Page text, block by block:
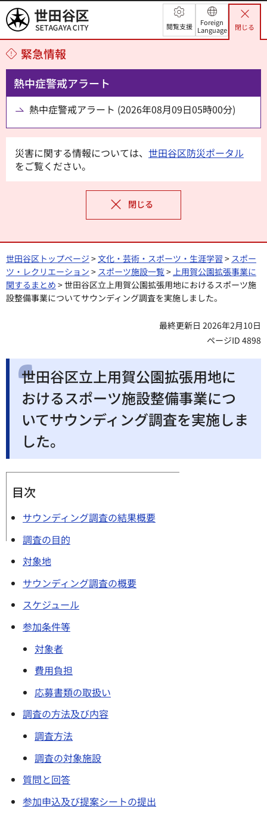
世田谷区 閲覧支援
Foreign
Language
閉じる
緊急情報
熱中症警戒アラート
熱中症警戒アラート (2026年08月09日05時00分)
災害に関する情報については、 世田谷区防災ポータル
をご覧ください。
閉じる
世田谷区トップページ >文化・芸術・スポーツ・生涯学習 > スポー
ツ・レクリエーション > スポーツ施設一覧>上用賀公園拡張事業に
関するまとめ > 世田谷区立上用賀公園拡張用地におけるスポーツ施
設整備事業についてサウンディング調査を実施しました。
最終更新日 2026年2月10日
ページID 4898
世田谷区立上用賀公園拡張用地に
おけるスポーツ施設整備事業につ
いてサウンディング調査を実施しま
した。
目次
サウンディング調査の結果概要
調査の目的
対象地
サウンディング調査の概要
スケジュール
参加条件等
対象者
費用負担
応募書類の取扱い
調査の方法及び内容
調査方法
調査の対象施設
質問と回答
参加申込及び提案シートの提出